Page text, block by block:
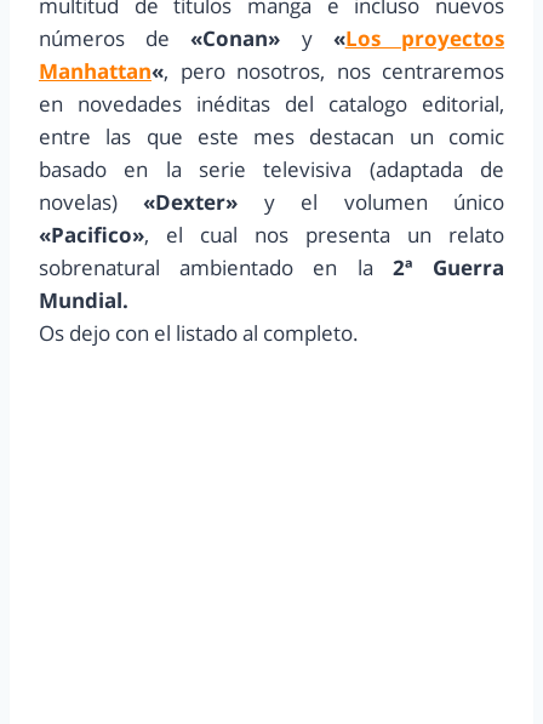
multitud de títulos manga e incluso nuevos
números de«Conan» y «Los proyectos
Manhattan«, pero nosotros, nos centraremos
en novedades inéditas del catalogo editorial,
entre las que este mes destacan un comic
basado en la serie televisiva (adaptada de
novelas)«Dexter» y el volumen único
«Pacifico», el cual nos presenta un relato
sobrenatural ambientado en la 2ª Guerra
Mundial.
Os dejo con el listado al completo.